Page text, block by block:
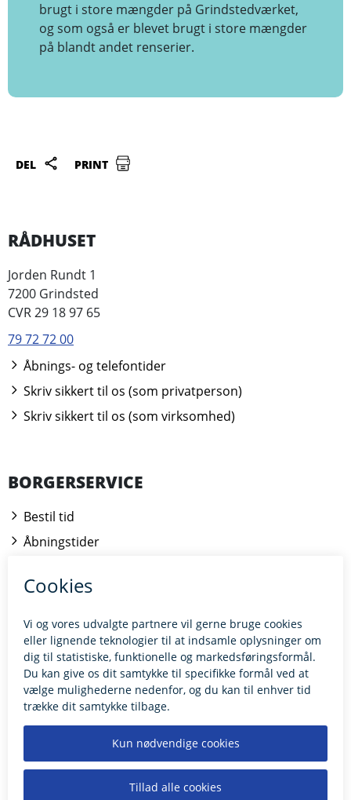
brugt i store mængder på Grindstedværket,
og som også er blevet brugt i store mængder
på blandt andet renserier.
DEL PRINT
RÅDHUSET
Jorden Rundt 1
7200 Grindsted
CVR 29 18 97 65
79 72 72 00
Åbnings- og telefontider
Skriv sikkert til os (som privatperson)
Skriv sikkert til os (som virksomhed)
BORGERSERVICE
Bestil tid
Åbningstider
Kontakt borgerrådgiveren
BILLUND.DK
Tilgængelighedserklæring
Giv feedback til hjemmesiden